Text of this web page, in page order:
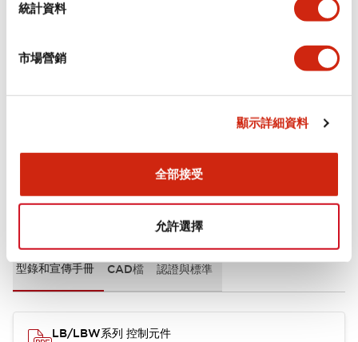
統計資料
市場營銷
顯示詳細資料
全部接受
允許選擇
文件和檔案
型錄和宣傳手冊 CAD檔 認證與標準
LB/LBW系列 控制元件